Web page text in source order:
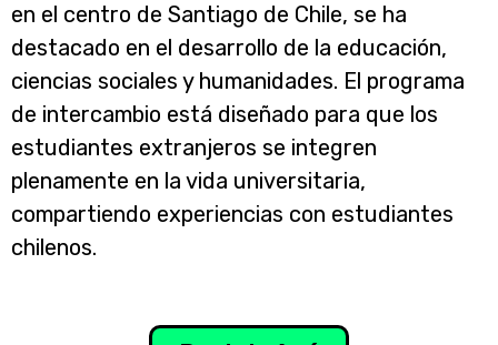
en el centro de Santiago de Chile, se ha
destacado en el desarrollo de la educación,
ciencias sociales y humanidades. El programa
de intercambio está diseñado para que los
estudiantes extranjeros se integren
plenamente en la vida universitaria,
compartiendo experiencias con estudiantes
chilenos.